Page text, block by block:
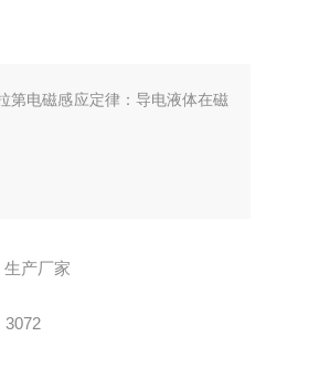
第电磁感应定律：导电液体在磁
生产厂家
3072